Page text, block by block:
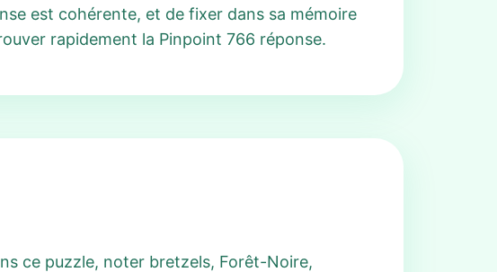
est cohérente, et de fixer dans sa mémoire
rapidement la Pinpoint 766 réponse.
ce puzzle, noter bretzels, Forêt-Noire,